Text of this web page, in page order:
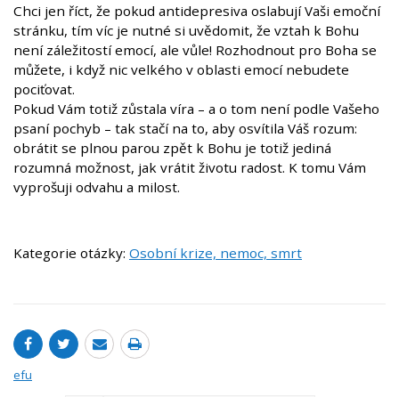
Chci jen říct, že pokud antidepresiva oslabují Vaši emoční
stránku, tím víc je nutné si uvědomit, že vztah k Bohu
není záležitostí emocí, ale vůle! Rozhodnout pro Boha se
můžete, i když nic velkého v oblasti emocí nebudete
pociťovat.
Pokud Vám totiž zůstala víra – a o tom není podle Vašeho
psaní pochyb – tak stačí na to, aby osvítila Váš rozum:
obrátit se plnou parou zpět k Bohu je totiž jediná
rozumná možnost, jak vrátit životu radost. K tomu Vám
vyprošuji odvahu a milost.
Kategorie otázky: Osobní krize, nemoc, smrt
efu